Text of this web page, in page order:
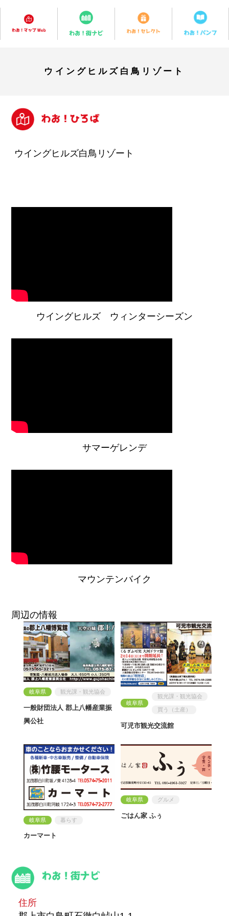
ウイングヒルズ白鳥リゾート
ウイングヒルズ白鳥リゾート
ウイングヒルズ ウィンターシーズン
サマーゲレンデ
マウンテンバイク
周辺の情報
岐阜県 観光課・観光協会
一般財団法人 郡上八幡産業振
興公社
岐阜県
観光課・観光協会
買う（土産）
可児市観光交流館
岐阜県 暮らす
カーマート
岐阜県 グルメ
ごはん家 ふぅ
住所